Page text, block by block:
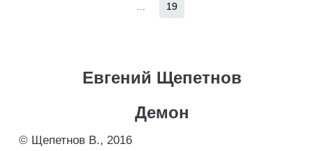
19
Евгений Щепетнов
Демон
© Щепетнов В., 2016